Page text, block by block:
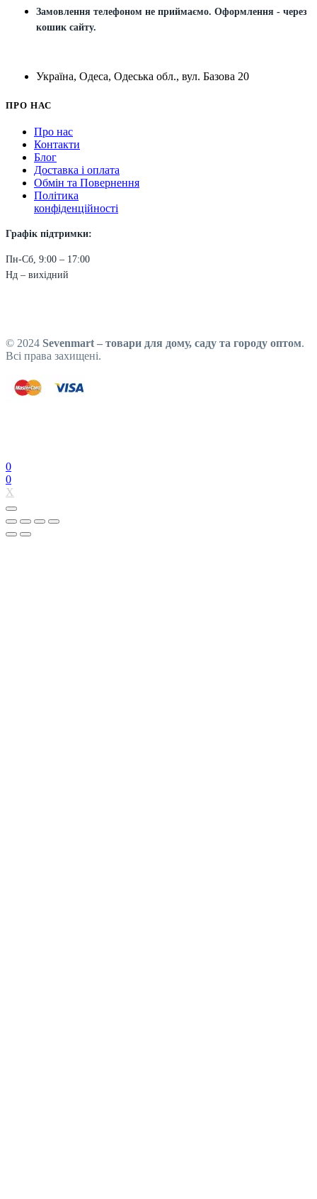
Замовлення телефоном не приймаємо. Оформлення - через
кошик сайту.
Україна, Одеса, Одеська обл., вул. Базова 20
ПРО НАС
Про нас
Контакти
Блог
Доставка і оплата
Обмін та Повернення
Політика
конфіденційності
Графік підтримки:
Пн-Сб, 9:00 – 17:00
Нд – вихідний
© 2024 Sevenmart – товари для дому, саду та городу оптом.
Всі права захищені.
0
0
X